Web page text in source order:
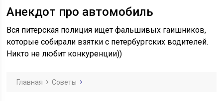
Анекдот про автомобиль
Вся питерская полиция ищет фальшивых гаишников,
которые собирали взятки с петербургских водителей.
Никто не любит конкуренции))
Главная Советы